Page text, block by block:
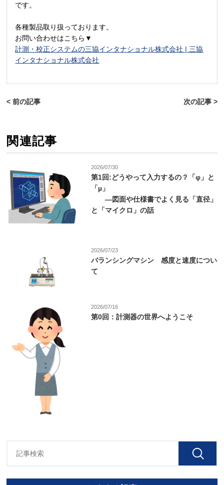
です。
各種製品取り扱っております。
お問い合わせはこちら▼
計測・校正システムの三協インタナショナル株式会社 | 三協
インタナショナル株式会社
< 前の記事 次の記事 >
関連記事
2026/07/30
第1回:どうやって入力するの？「φ」と
「µ」
—図面や仕様書でよく見る「直径」
と「マイクロ」の話
2026/07/23
バランシングマシン 感度と速度につい
て
2026/07/16
第0回：計測器の世界へようこそ